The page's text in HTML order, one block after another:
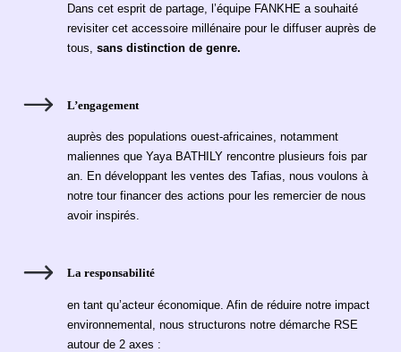
Dans cet esprit de partage, l’équipe FANKHE a souhaité
revisiter cet accessoire millénaire pour le diffuser auprès de
tous, sans distinction de genre.
L’engagement
auprès des populations ouest-africaines, notamment
maliennes que Yaya BATHILY rencontre plusieurs fois par
an. En développant les ventes des Tafias, nous voulons à
notre tour financer des actions pour les remercier de nous
avoir inspirés.
La responsabilité
en tant qu’acteur économique. Afin de réduire notre impact
environnemental, nous structurons notre démarche RSE
autour de 2 axes :